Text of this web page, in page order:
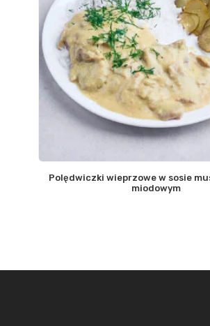
Polędwiczki wieprzowe w sosie
miodowym